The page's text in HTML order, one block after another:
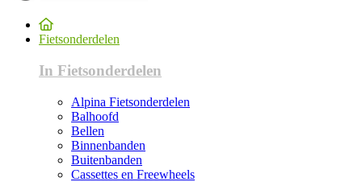
Fietsonderdelen
In Fietsonderdelen
Alpina Fietsonderdelen
Balhoofd
Bellen
Binnenbanden
Buitenbanden
Cassettes en Freewheels